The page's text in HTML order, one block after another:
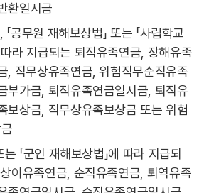
환일시금
「공무원 재해보상법」 또는 「사립학교
따라 지급되는 퇴직유족연금, 장해유족
, 직무상유족연금, 위험직무순직유족
부가금, 퇴직유족연금일시금, 퇴직유
보상금, 직무상유족보상금 또는 위험
는 「군인 재해보상법」에 따라 지급되
이유족연금, 순직유족연금, 퇴역유족